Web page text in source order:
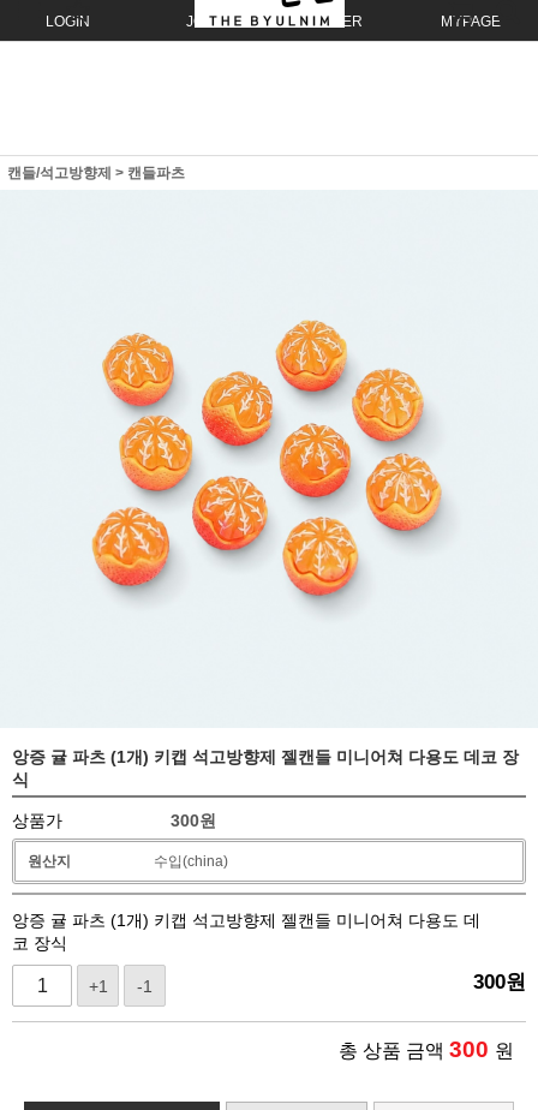
LOGIN JOIN ORDER MYPAGE
캔들/석고방향제 > 캔들파츠
앙증 귤 파츠 (1개) 키캡 석고방향제 젤캔들 미니어쳐 다용도 데코 장
식
상품가 300원
원산지 수입(china)
앙증 귤 파츠 (1개) 키캡 석고방향제 젤캔들 미니어쳐 다용도 데
코 장식
+1 -1 300원
총 상품 금액 300 원